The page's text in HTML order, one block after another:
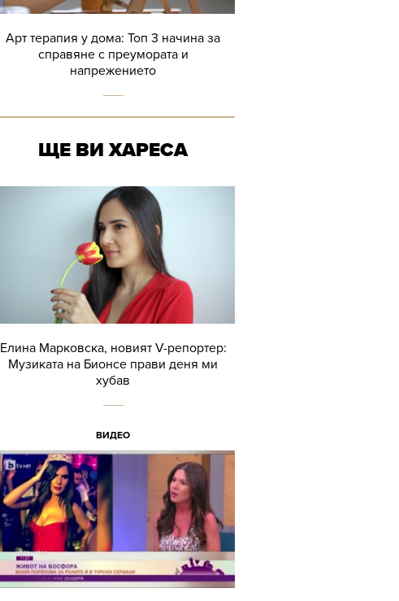
Арт терапия у дома: Топ 3 начина за
справяне с преумората и
напрежението
ЩЕ ВИ ХАРЕСА
Елина Марковска, новият V-репортер:
Музиката на Бионсе прави деня ми
хубав
ВИДЕО